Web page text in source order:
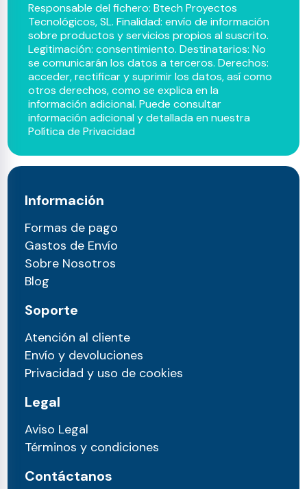
Responsable del fichero: Btech Proyectos
Tecnológicos, SL. Finalidad: envío de información
sobre productos y servicios propios al suscrito.
Legitimación: consentimiento. Destinatarios: No
se comunicarán los datos a terceros. Derechos:
acceder, rectificar y suprimir los datos, así como
otros derechos, como se explica en la
información adicional. Puede consultar
información adicional y detallada en nuestra
Política de Privacidad
Información
Formas de pago
Gastos de Envío
Sobre Nosotros
Blog
Soporte
Atención al cliente
Envío y devoluciones
Privacidad y uso de cookies
Legal
Aviso Legal
Términos y condiciones
Contáctanos